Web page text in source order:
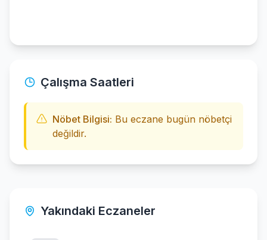
Çalışma Saatleri
Nöbet Bilgisi: Bu eczane bugün nöbetçi
değildir.
Yakındaki Eczaneler